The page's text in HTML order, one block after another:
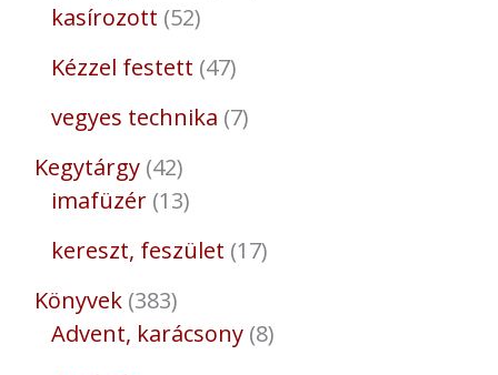
kasírozott 52
Kézzel festett 47
vegyes technika 7
Kegytárgy 42
imafüzér 13
kereszt, feszület 17
Könyvek 383
Advent, karácsony 8